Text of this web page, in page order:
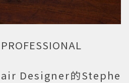
Designer的Stephe